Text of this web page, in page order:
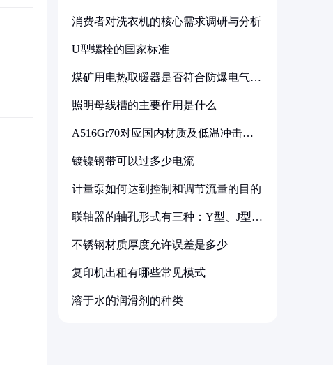
消费者对洗衣机的核心需求调研与分析
U型螺栓的国家标准
煤矿用电热取暖器是否符合防爆电气设
照明母线槽的主要作用是什么
A516Gr70对应国内材质及低温冲击要
镀镍钢带可以过多少电流
计量泵如何达到控制和调节流量的目的
联轴器的轴孔形式有三种：Y型、J型、
不锈钢材质厚度允许误差是多少
复印机出租有哪些常见模式
溶于水的润滑剂的种类